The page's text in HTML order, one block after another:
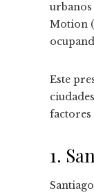
Motion
Este
factores
1.